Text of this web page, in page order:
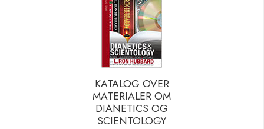
KATALOG OVER
MATERIALER OM
DIANETICS OG
SCIENTOLOGY